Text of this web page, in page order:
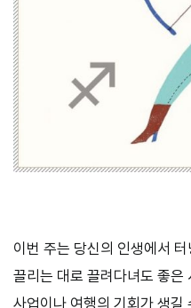
이번 주는 당신의 인생에서
끌리는 대로 끌려다녀도 좋은
사업이나 여행의 기회가 생길